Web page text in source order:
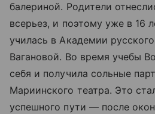
балериной. Родители
всерьез, и поэтому уже в 16
училась в Академии
Вагановой. Во время учебы
себя и получила сольные
Мариинского театра. Это
успешного пути — после